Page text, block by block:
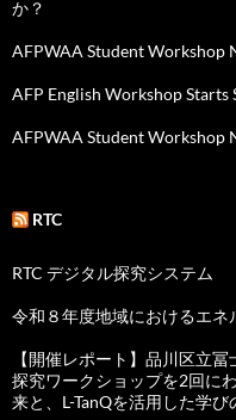
か？
AFPWAA Student Workshop
AFP English Workshop Starts
AFPWAA Student Workshop
RTC
RTC デジタル探究システム
令和８年度地域におけるエネ
【開催レポート】品川区立
探究ワークショップを2回に
来と、L-TanQを活用した学び